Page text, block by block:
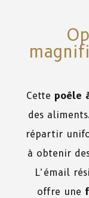
Cette poêle
des
répartir
à obtenir
L’émail
offre une